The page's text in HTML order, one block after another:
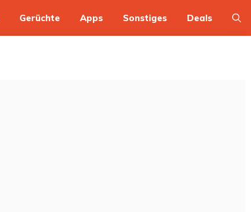
Gerüchte Apps Sonstiges Deals